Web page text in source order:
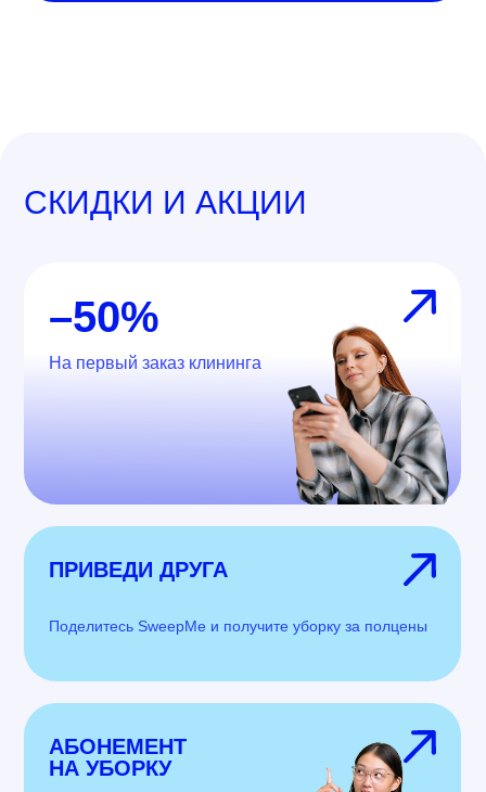
СКИДКИ И АКЦИИ
–50%
На первый заказ клининга
ПРИВЕДИ ДРУГА
Поделитесь SweepMe и получите уборку за полцены
АБОНЕМЕНТ
НА УБОРКУ